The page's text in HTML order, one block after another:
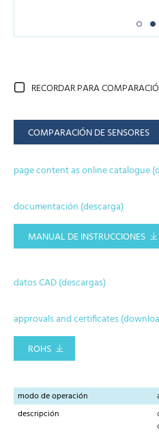
RECORDAR PARA
COMPARACIÓN DE SENSORES
page content as online catalogue
documentación (descarga)
MANUAL DE INSTRUCCIONES
datos CAD (descargas)
approvals and certificates
ROHS
modo de operación
descripción